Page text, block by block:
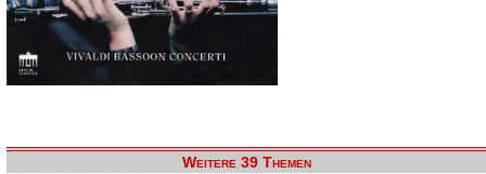
Weitere 39 Themen